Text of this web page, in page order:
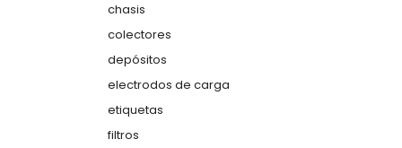
chasis
colectores
depósitos
electrodos de carga
etiquetas
filtros